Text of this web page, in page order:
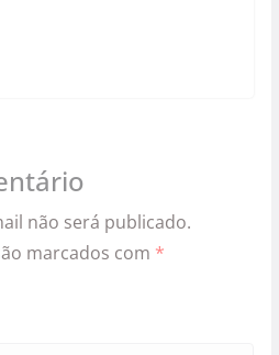
não será publicado.
marcados com *